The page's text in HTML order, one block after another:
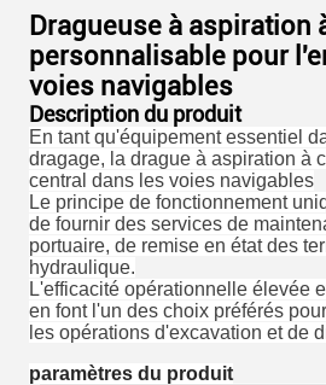
Dragueuse à aspiration
personnalisable pour
voies navigables
Description du produit
En tant qu'équipement essentiel
dragage, la drague à aspiration à
central dans les voies navigables
Le principe de fonctionnement
de fournir des services de
portuaire, de remise en état des
hydraulique.
L'efficacité opérationnelle élevée
en font l'un des choix préférés
les opérations d'excavation et de
paramètres du produit